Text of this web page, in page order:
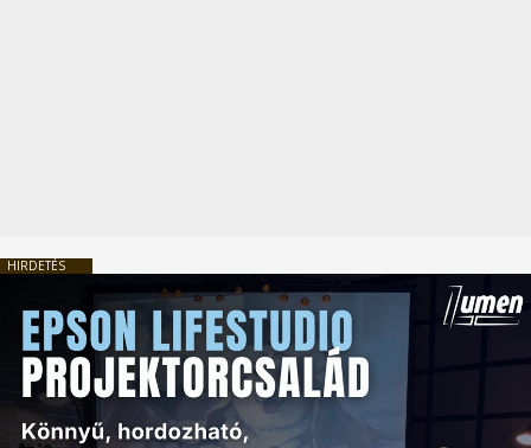
HIRDETÉS